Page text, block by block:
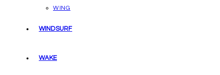
WING
WINDSURF
WAKE